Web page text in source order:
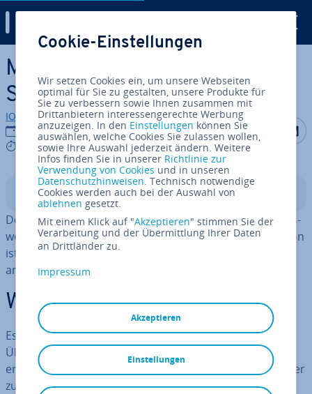
Zum Haupt­in­halt springen
MySQL DATE: So ex­tra­hie­ren
Sie das Datum in MySQL
IONOS Redaktion
13.10.2022
4 mins
Auf Auf
In­halts­ver­zeich­nis
Der Befehl MySQL DATE erlaubt es Ihnen, einen Da­tums­
wert aus einer Zeit­an­ga­be zu ex­tra­hie­ren. Diese Funktion
ist besonders für Listen mit Be­stel­lun­gen, Anrufen oder
anderen Aktionen nützlich.
Was ist MySQL DATE?
Es gibt zahl­rei­che Parameter, die für eine bessere
Übersicht und Ordnung in MySQL hilfreich sind. Sie
erlauben es Ihnen, die un­ter­schied­li­chen Tabellen besser
zu sortieren, und gewähren bei Bedarf einen noch
Cookie-Einstellungen
Wir setzen Cookies ein, um unsere Webseiten
optimal für Sie zu gestalten, unsere Produkte für
Sie zu verbessern sowie Ihnen zusammen mit
Drittanbietern interessengerechte Werbung
anzuzeigen. In den Einstellungen können Sie
auswählen, welche Cookies Sie zulassen wollen,
sowie Ihre Auswahl jederzeit ändern. Weitere
Infos finden Sie in unserer Richtlinie zur
Verwendung von Cookies und in unseren
Datenschutzhinweisen. Technisch notwendige
Cookies werden auch bei der Auswahl von
ablehnen gesetzt.
Mit einem Klick auf "Akzeptieren" stimmen Sie der
Verarbeitung und der Übermittlung Ihrer Daten
an Drittländer zu.
Impressum
Akzeptieren
Einstellungen